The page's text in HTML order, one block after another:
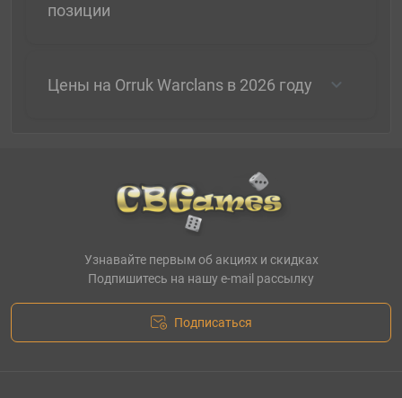
позиции
Цены на Orruk Warclans в 2026 году
Узнавайте первым об акциях и скидках
Подпишитесь на нашу e-mail рассылку
Подписаться